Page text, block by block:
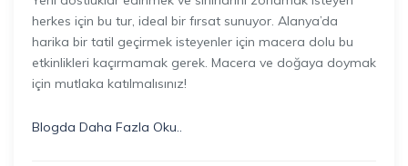
herkes için bu tur, ideal bir fırsat sunuyor. Alanya’da
harika bir tatil geçirmek isteyenler için macera dolu bu
etkinlikleri kaçırmamak gerek. Macera ve doğaya doymak
için mutlaka katılmalısınız!
Blogda Daha Fazla Oku..